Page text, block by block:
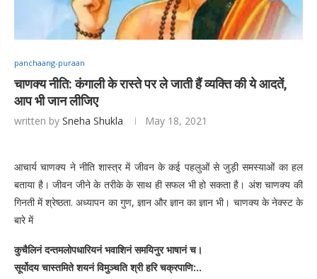
panchaang-puraan
चाणक्य नीति: कंगाली के रास्ते पर ले जाती हैं व्यक्ति की ये आदतें,
आप भी जान लीजिए
written by Sneha Shukla May 18, 2021
आचार्य चाणक्य ने नीति शास्त्र में जीवन के कई पहलुओं से जुड़ी समस्याओं का हल
बताया है। जीवन जीने के तरीके के साथ ही सफल भी हो सकता है। अंश चाणक्य की
गिनती में श्रेष्ठता. अध्यापन का गुण, ज्ञान और ज्ञान का ज्ञान भी। चाणक्य के नेक्स्ट के
बारे में
कुचैलिनं दन्तमलोपधारियनं भवाशिनं समयिनुर भाषानं च।
सूर्योदय चास्तमिते शयनं विमुञ्चति श्री हरि चक्रपाणि:..